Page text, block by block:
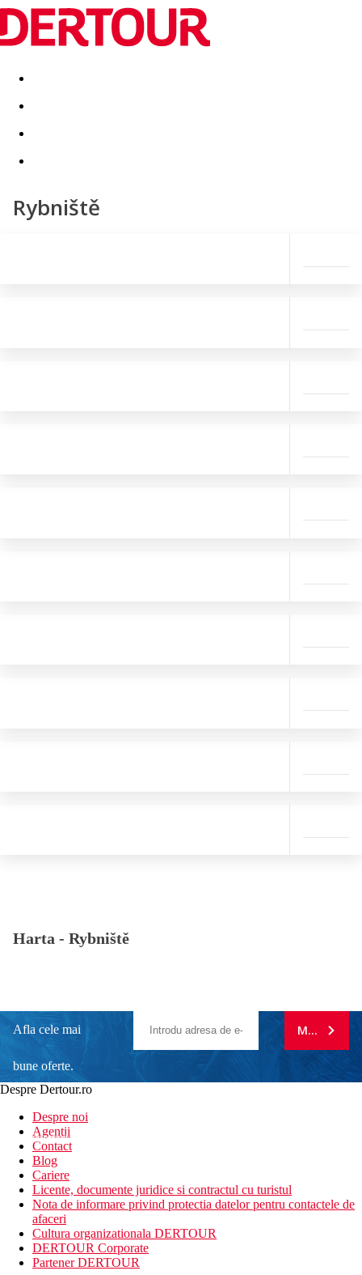
Destinatii Vacanta perfecta OFERTE DE NERATAT
Rybniště
Harta - Rybniště
Afla cele mai
bune oferte.
newsletter!
MA
Despre Dertour.ro
Despre noi
Agentii
Contact
Blog
Cariere
Licente, documente juridice si contractul cu turistul
Nota de informare privind protectia datelor pentru contactele de
afaceri
Cultura organizationala DERTOUR
DERTOUR Corporate
Partener DERTOUR